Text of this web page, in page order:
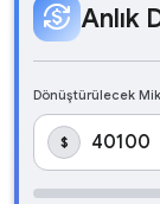
currency_exchange Anlık
Dönüştürülecek
$